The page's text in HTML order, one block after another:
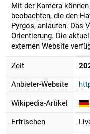
Mit der Kamera
beobachten, die den
Pyrgos, anlaufen. Das
Orientierung. Die
externen Website
Zeit
Anbieter-Website
Wikipedia-Artikel
Erfrischen